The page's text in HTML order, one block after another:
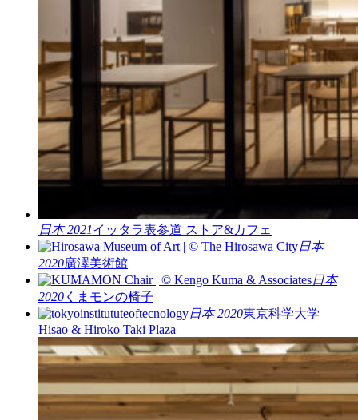
日本 2021イッタラ表参道 ストア&カフェ
日本
2020廣澤美術館
日本
2020 くまモンの椅子
日本 2020東京科学大学
Hisao & Hiroko Taki Plaza